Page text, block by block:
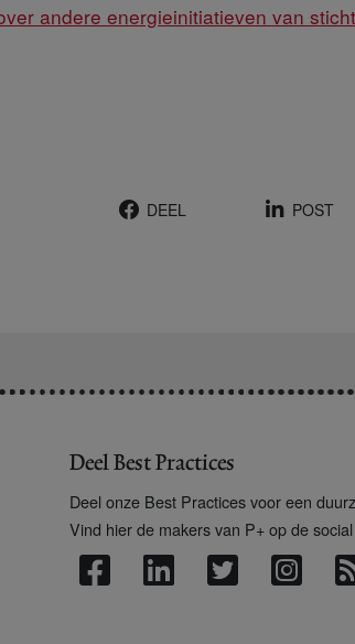
andere energieinitiatieven van
DEEL POST
Deel Best Practices
Deel onze Best Practices voor een
Vind hier de makers van P+ op de